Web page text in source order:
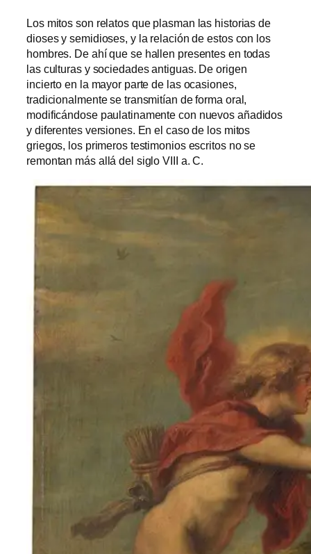
Los mitos son relatos que plasman las historias de
dioses y semidioses, y la relación de estos con los
hombres. De ahí que se hallen presentes en todas
las culturas y sociedades antiguas. De origen
incierto en la mayor parte de las ocasiones,
tradicionalmente se transmitían de forma oral,
modificándose paulatinamente con nuevos añadidos
y diferentes versiones. En el caso de los mitos
griegos, los primeros testimonios escritos no se
remontan más allá del siglo VIII a. C.